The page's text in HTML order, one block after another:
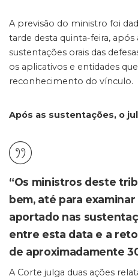
A previsão do ministro foi
tarde desta quinta-feira,
sustentações orais das
os aplicativos e entidades
reconhecimento do vínculo.
Após as sustentações, o
“Os ministros deste
bem, até para
aportado nas
entre esta data e a
de aproximadamente
A Corte julga duas ações